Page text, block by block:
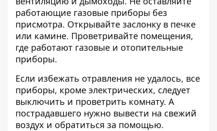
работающие газовые приборы без
присмотра. Открывайте заслонку в печке
или камине. Проветривайте помещения,
где работают газовые и отопительные
приборы.
Если избежать отравления не удалось, все
приборы, кроме электрических, следует
выключить и проветрить комнату. А
пострадавшего нужно вывести на свежий
воздух и обратиться за помощью.